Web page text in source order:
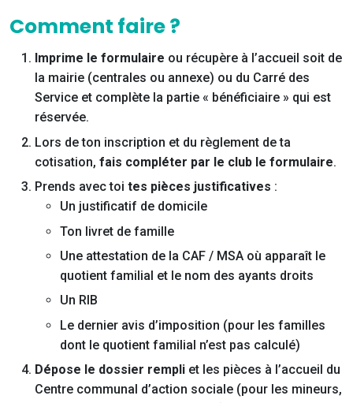
Comment faire ?
Imprime le formulaire ou récupère à l’accueil soit de
la mairie (centrales ou annexe) ou du Carré des
Service et complète la partie « bénéficiaire » qui est
réservée.
Lors de ton inscription et du règlement de ta
cotisation, fais compléter par le club le formulaire.
Prends avec toi tes pièces justificatives :
Un justificatif de domicile
Ton livret de famille
Une attestation de la CAF / MSA où apparaît le
quotient familial et le nom des ayants droits
Un RIB
Le dernier avis d’imposition (pour les familles
dont le quotient familial n’est pas calculé)
Dépose le dossier rempli et les pièces à l’accueil du
Centre communal d’action sociale (pour les mineurs,